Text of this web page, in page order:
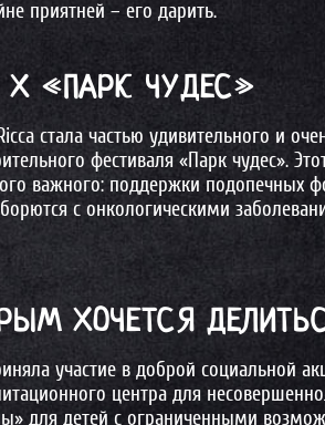
приятней – его дарить.
X «ПАРК ЧУДЕС»
стала частью удивительного и
фестиваля «Парк чудес».
важного: поддержки подопечных
с онкологическими
ХОЧЕТСЯ
участие в доброй социальной
центра для
для детей с ограниченными